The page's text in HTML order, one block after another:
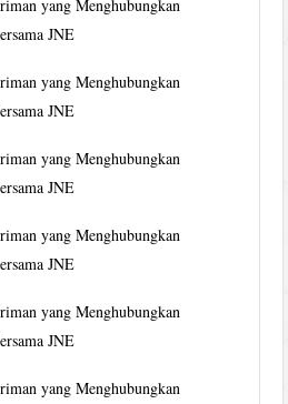
yang Menghubungkan
JNE
yang Menghubungkan
JNE
yang Menghubungkan
JNE
yang Menghubungkan
JNE
yang Menghubungkan
JNE
yang Menghubungkan